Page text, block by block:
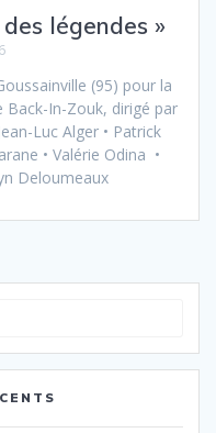
légendes »
(95) pour la
Back-In-Zouk, dirigé par
Luc Alger • Patrick
• Valérie Odina •
Deloumeaux